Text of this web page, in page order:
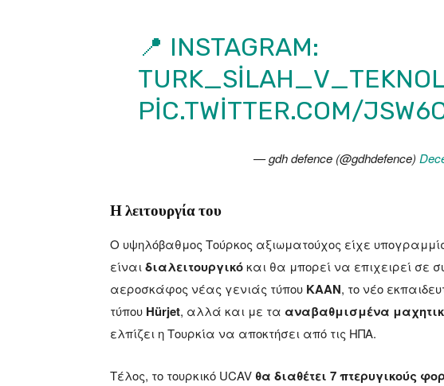
📍 INSTAGRAM:
PIC.TWITTER.COM/
— gdh defence (@gdhdefence)
Η λειτουργία του
Ο υψηλόβαθμος Τούρκος αξιωματούχος είχε
είναι διαλειτουργικόκαι θα μπορεί να επιχειρεί σε
αεροσκάφος νέας γενιάς τύπου KAAN, το νέο
τύπου Hürjet, αλλά και με τα αναβαθμισμένα
ελπίζει η Τουρκία να αποκτήσει από τις ΗΠΑ.
Τέλος, το τουρκικό UCAV θα διαθέτει 7 πτερυγικούς